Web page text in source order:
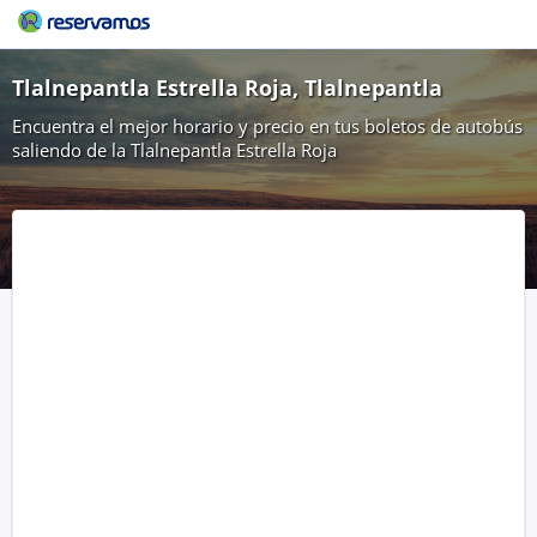
Tlalnepantla Estrella Roja, Tlalnepantla
Encuentra el mejor horario y precio en tus boletos de autobús
saliendo de la Tlalnepantla Estrella Roja